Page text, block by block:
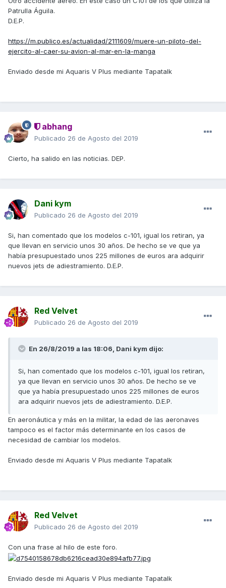
Patrulla Águila.
D.E.P.
https://m.publico.es/actualidad/2111609/muere-un-piloto-del-
ejercito-al-caer-su-avion-al-mar-en-la-manga
Enviado desde mi Aquaris V Plus mediante Tapatalk
abhang
Publicado 26 de Agosto del 2019
Cierto, ha salido en las noticias. DEP.
Dani kym
Publicado 26 de Agosto del 2019
Si, han comentado que los modelos c-101, igual los retiran, ya
que llevan en servicio unos 30 años. De hecho se ve que ya
había presupuestado unos 225 millones de euros ara adquirir
nuevos jets de adiestramiento. D.E.P.
Red Velvet
Publicado 26 de Agosto del 2019
En 26/8/2019 a las 18:06, Dani kym dijo:
Si, han comentado que los modelos c-101, igual los retiran,
ya que llevan en servicio unos 30 años. De hecho se ve
que ya había presupuestado unos 225 millones de euros
ara adquirir nuevos jets de adiestramiento. D.E.P.
En aeronáutica y más en la militar, la edad de las aeronaves
tampoco es el factor más determinante en los casos de
necesidad de cambiar los modelos.
Enviado desde mi Aquaris V Plus mediante Tapatalk
Red Velvet
Publicado 26 de Agosto del 2019
Con una frase al hilo de este foro.
Enviado desde mi Aquaris V Plus mediante Tapatalk